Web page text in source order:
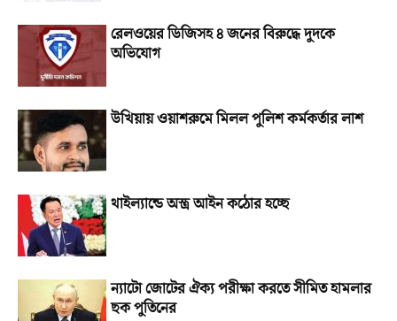
রেলওয়ের ডিজিসহ ৪ জনের বিরুদ্ধে দুদকে
অভিযোগ
উখিয়ায় ওয়াশরুমে মিলল পুলিশ কর্মকর্তার লাশ
থাইল্যান্ডে অস্ত্র আইন কঠোর হচ্ছে
ন্যাটো জোটের ঐক্য পরীক্ষা করতে সীমিত হামলার
ছক পুতিনের